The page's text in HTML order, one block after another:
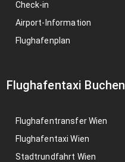
Check-in
Airport-Information
Flughafenplan
Flughafentaxi Buchen
Flughafentransfer Wien
Flughafentaxi Wien
Stadtrundfahrt Wien